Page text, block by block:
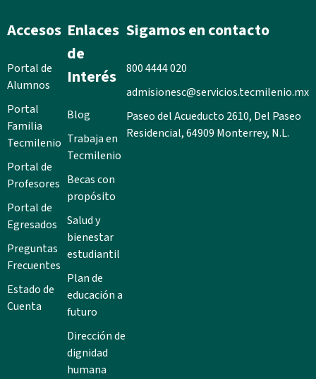
Accesos
Portal de
Alumnos
Portal
Familia
Tecmilenio
Portal de
Profesores
Portal de
Egresados
Preguntas
Frecuentes
Estado de
Cuenta
Enlaces
de
Interés
Blog
Trabaja en
Tecmilenio
Becas con
propósito
Salud y
bienestar
estudiantil
Plan de
educación a
futuro
Dirección de
dignidad
humana
Sigamos en contacto
800 4444 020
admisionesc@servicios.tecmilenio.mx
Paseo del Acueducto 2610, Del Paseo
Residencial, 64909 Monterrey, N.L.